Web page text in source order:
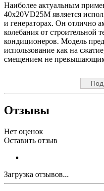
Наиболее актуальным
40x20VD25M является
и генераторах. Он отлично
колебания от строительной
кондиционеров. Модель
использование как на
смещением не
Отзывы
Нет оценок
Оставить отзыв
Загрузка отзывов...